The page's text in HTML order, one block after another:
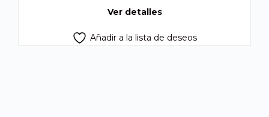
Ver detalles
Añadir a la lista de deseos